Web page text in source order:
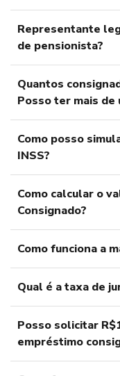
Representante
de pensionista?
Quantos
Posso ter mais de
Como posso
INSS?
Como calcular o
Consignado?
Como funciona a
Qual é a taxa de
Posso solicitar
empréstimo